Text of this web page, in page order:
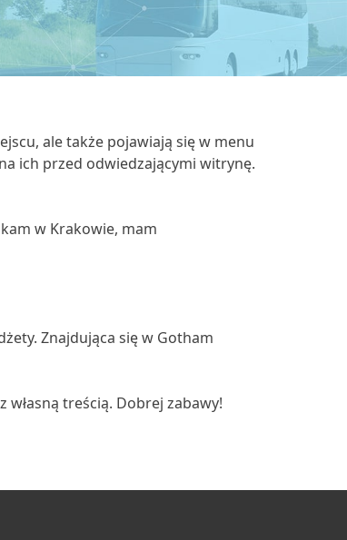
ale także pojawiają się w menu
ich przed odwiedzającymi witrynę.
w Krakowie, mam
Znajdująca się w Gotham
treścią. Dobrej zabawy!